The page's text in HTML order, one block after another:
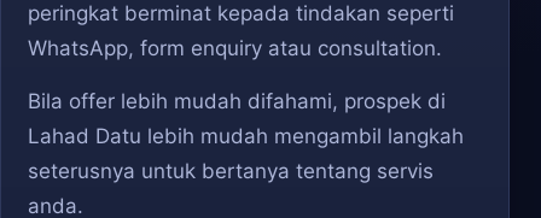
peringkat berminat kepada tindakan seperti
WhatsApp, form enquiry atau consultation.
Bila offer lebih mudah difahami, prospek di
Lahad Datu lebih mudah mengambil langkah
seterusnya untuk bertanya tentang servis
anda.